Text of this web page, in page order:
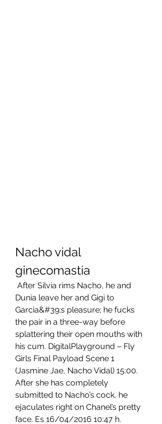
Nacho vidal
ginecomastia
Dunia leave her and Gigi to
Garcia&#39;s pleasure; he fucks
the pair in a three-way before
splattering their open mouths with
his cum. DigitalPlayground – Fly
Girls Final Payload Scene 1
(Jasmine Jae, Nacho Vidal) 15:00.
After she has completely
submitted to Nacho’s cock, he
ejaculates right on Chanel’s pretty
face. Es 16/04/2016 10:47 h.